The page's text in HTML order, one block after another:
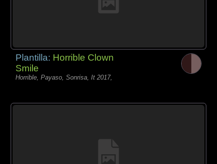
Plantilla: Horrible Clown
Smile
Horrible, Payaso, Sonrisa, It 2017,